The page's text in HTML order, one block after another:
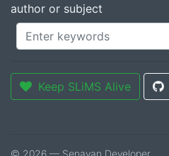
author or subject
Keep SLiMS Alive
© 2026 — Senayan Developer